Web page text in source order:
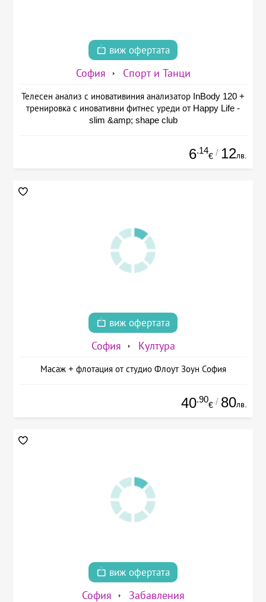
виж офертата
София Спорт и Танци
Телесен анализ с иновативиния анализатор InBody 120 +
тренировка с иновативни фитнес уреди от Happy Life -
slim &amp; shape club
6.14
€ / 12лв.
виж офертата
София Култура
Масаж + флотация от студио Флоут Зоун София
40.90
€ / 80лв.
виж офертата
София Забавления